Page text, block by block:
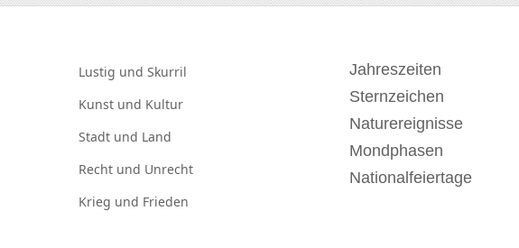
Lustig und Skurril
Kunst und Kultur
Stadt und Land
Recht und Unrecht
Krieg und Frieden
Jahreszeiten
Sternzeichen
Naturereignisse
Mondphasen
Nationalfeiertage